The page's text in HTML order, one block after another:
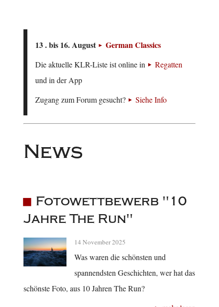
13 . bis 16. August German Classics
Die aktuelle KLR-Liste ist online in
Regatten
und in der App
Zugang zum Forum gesucht?
Siehe Info
News
Fotowettbewerb "10
Jahre The Run"
14 November 2025
Was waren die schönsten und
spannendsten Geschichten, wer hat das
schönste Foto, aus 10 Jahren The Run?